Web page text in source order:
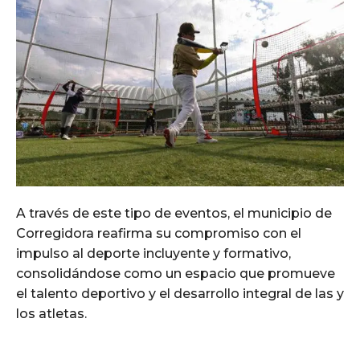
A través de este tipo de eventos, el municipio de
Corregidora reafirma su compromiso con el
impulso al deporte incluyente y formativo,
consolidándose como un espacio que promueve
el talento deportivo y el desarrollo integral de las y
los atletas.